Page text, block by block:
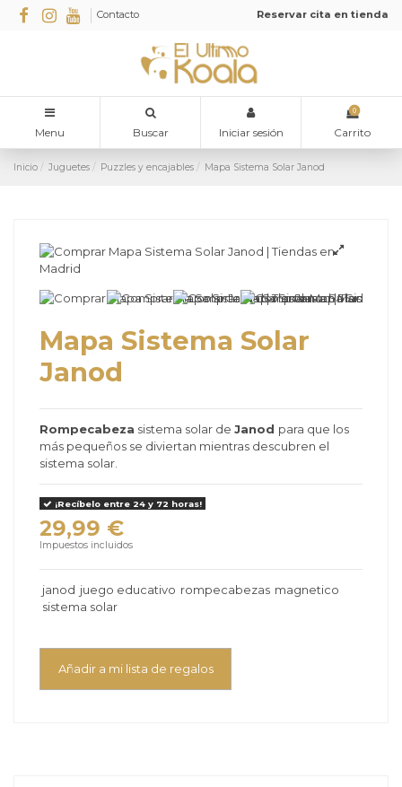
Contacto Reservar cita en tienda
Menu Buscar Iniciar sesión
0
Carrito
Inicio Juguetes Puzzles y encajables Mapa Sistema Solar Janod
Mapa Sistema Solar
Janod
Rompecabeza sistema solar de Janod para que los
más pequeños se diviertan mientras descubren el
sistema solar.
¡Recíbelo entre 24 y 72 horas!
29,99 €
Impuestos incluidos
janod juego educativo rompecabezas magnetico
sistema solar
Añadir a mi lista de regalos